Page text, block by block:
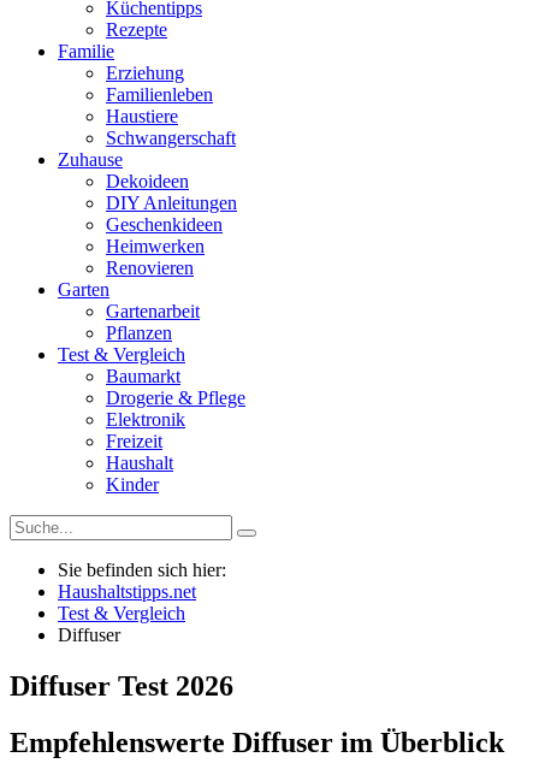
Küchentipps
Rezepte
Familie
Erziehung
Familienleben
Haustiere
Schwangerschaft
Zuhause
Dekoideen
DIY Anleitungen
Geschenkideen
Heimwerken
Renovieren
Garten
Gartenarbeit
Pflanzen
Test & Vergleich
Baumarkt
Drogerie & Pflege
Elektronik
Freizeit
Haushalt
Kinder
Sie befinden sich hier:
Haushaltstipps.net
Test & Vergleich
Diffuser
Diffuser Test 2026
Empfehlenswerte Diffuser im Überblick